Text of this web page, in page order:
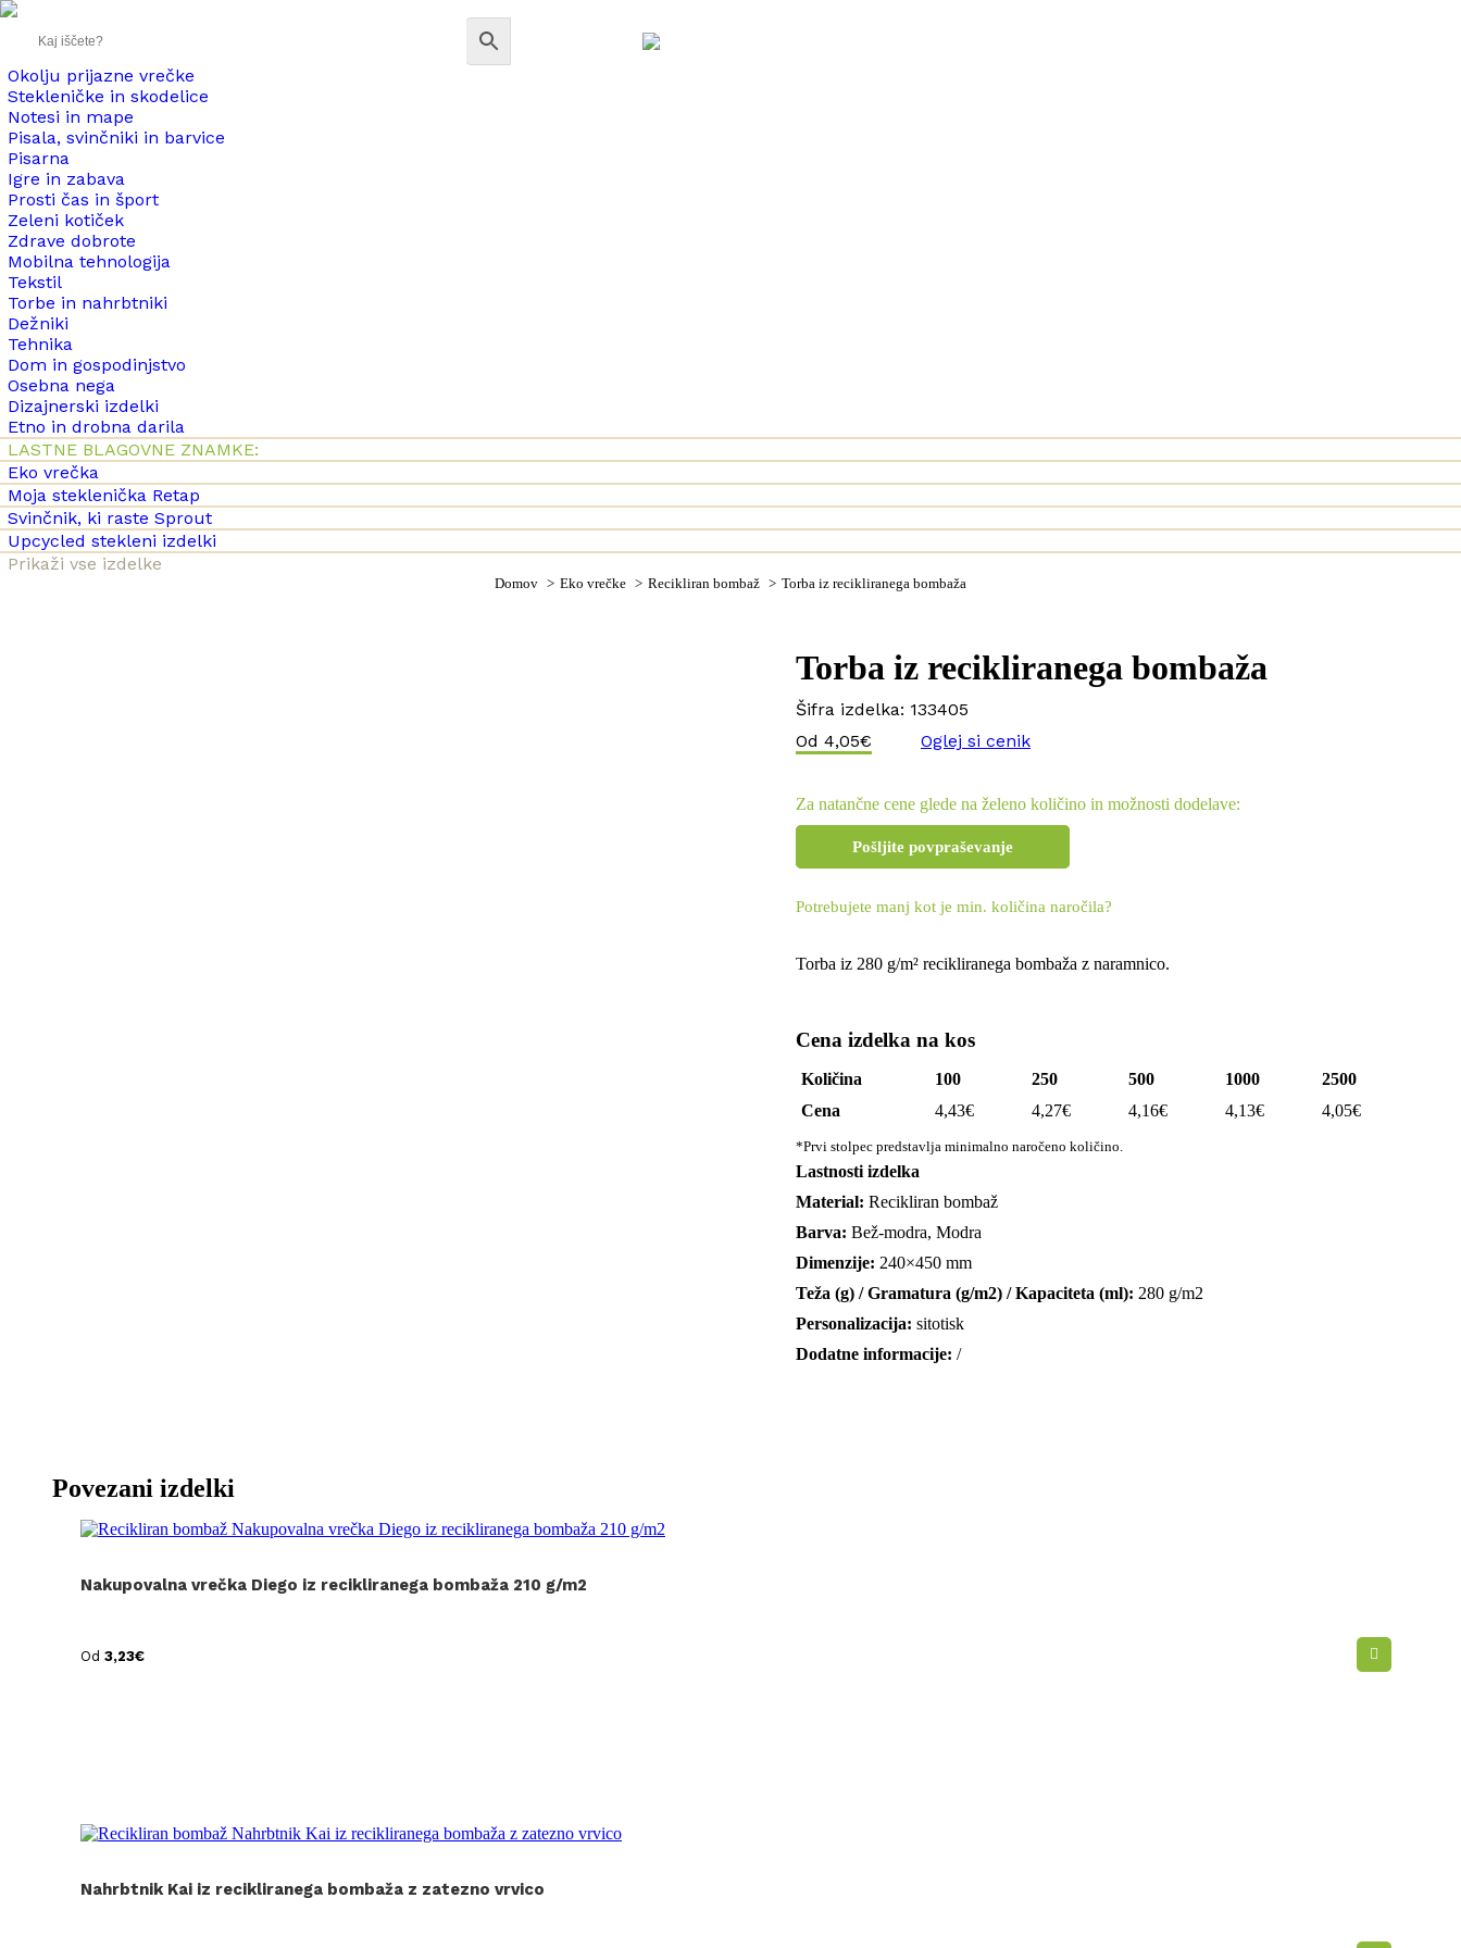
Okolju prijazne vrečke
Stekleničke in skodelice
Notesi in mape
Pisala, svinčniki in barvice
Pisarna
Igre in zabava
Prosti čas in šport
Zeleni kotiček
Zdrave dobrote
Mobilna tehnologija
Tekstil
Torbe in nahrbtniki
Dežniki
Tehnika
Dom in gospodinjstvo
Osebna nega
Dizajnerski izdelki
Etno in drobna darila
LASTNE BLAGOVNE ZNAMKE:
Eko vrečka
Moja steklenička Retap
Svinčnik, ki raste Sprout
Upcycled stekleni izdelki
Prikaži vse izdelke
You are here:
Domov Eko vrečke Recikliran bombaž Torba iz recikliranega bombaža
Torba iz recikliranega bombaža
Šifra izdelka: 133405
Od 4,05€ Oglej si cenik
Za natančne cene glede na želeno količino in možnosti dodelave:
Pošljite povpraševanje
Potrebujete manj kot je min. količina naročila?
Torba iz 280 g/m² recikliranega bombaža z naramnico.
Cena izdelka na kos
Količina 100 250 500 1000
2500
Cena
4,43€ 4,27€ 4,16€ 4,13€ 4,05€
*Prvi stolpec predstavlja minimalno naročeno količino.
Lastnosti izdelka
Material: Recikliran bombaž
Barva: Bež-modra, Modra
Dimenzije: 240×450 mm
Teža (g) / Gramatura (g/m2) / Kapaciteta (ml): 280 g/m2
Personalizacija: sitotisk
Dodatne informacije: /
Povezani izdelki
Nakupovalna vrečka Diego iz recikliranega bombaža 210 g/m2
Od 3,23€
Nahrbtnik Kai iz recikliranega bombaža z zatezno vrvico